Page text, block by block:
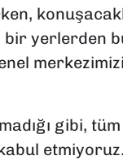
bir yerlerden
gibi, tüm